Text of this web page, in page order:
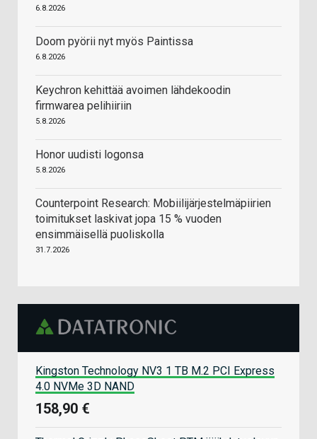
6.8.2026
Doom pyörii nyt myös Paintissa
6.8.2026
Keychron kehittää avoimen lähdekoodin
firmwarea pelihiiriin
5.8.2026
Honor uudisti logonsa
5.8.2026
Counterpoint Research: Mobiilijärjestelmäpiirien
toimitukset laskivat jopa 15 % vuoden
ensimmäisellä puoliskolla
31.7.2026
Kingston Technology NV3 1 TB M.2 PCI Express
4.0 NVMe 3D NAND
158,90 €